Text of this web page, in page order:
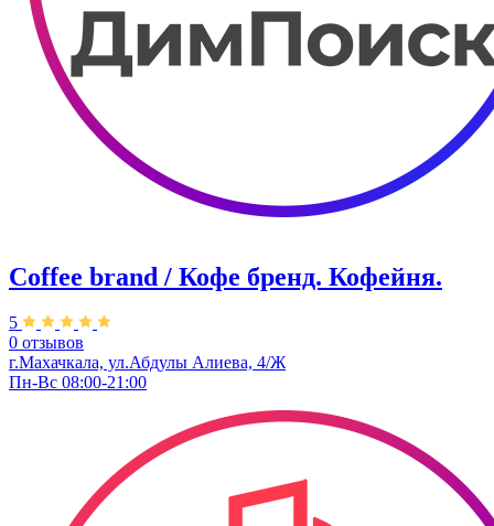
Coffee brand / Кофе бренд. Кофейня.
5
0 отзывов
г.Махачкала, ​ул.Абдулы Алиева, 4/Ж
Пн-Вс 08:00-21:00